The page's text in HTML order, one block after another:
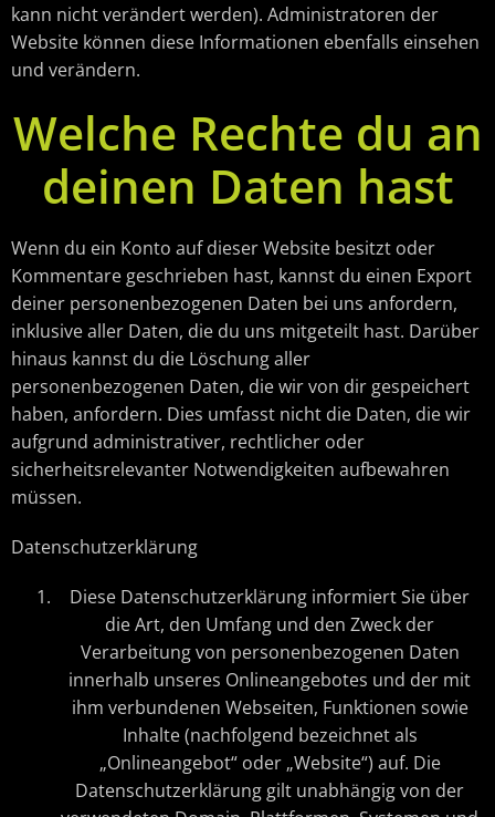
kann nicht verändert werden). Administratoren der
Website können diese Informationen ebenfalls einsehen
und verändern.
Welche Rechte du an
deinen Daten hast
Wenn du ein Konto auf dieser Website besitzt oder
Kommentare geschrieben hast, kannst du einen Export
deiner personenbezogenen Daten bei uns anfordern,
inklusive aller Daten, die du uns mitgeteilt hast. Darüber
hinaus kannst du die Löschung aller
personenbezogenen Daten, die wir von dir gespeichert
haben, anfordern. Dies umfasst nicht die Daten, die wir
aufgrund administrativer, rechtlicher oder
sicherheitsrelevanter Notwendigkeiten aufbewahren
müssen.
Datenschutzerklärung
Diese Datenschutzerklärung informiert Sie über
die Art, den Umfang und den Zweck der
Verarbeitung von personenbezogenen Daten
innerhalb unseres Onlineangebotes und der mit
ihm verbundenen Webseiten, Funktionen sowie
Inhalte (nachfolgend bezeichnet als
„Onlineangebot“ oder „Website“) auf. Die
Datenschutzerklärung gilt unabhängig von der